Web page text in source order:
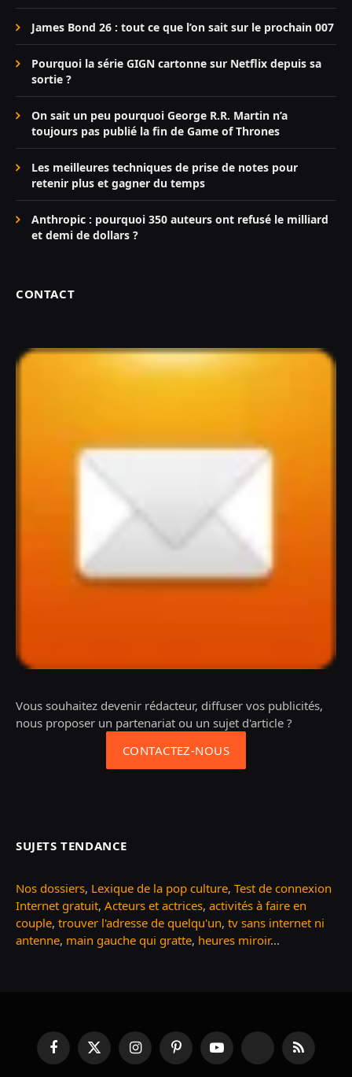
James Bond 26 : tout ce que l’on sait sur le prochain 007
Pourquoi la série GIGN cartonne sur Netflix depuis sa
sortie ?
On sait un peu pourquoi George R.R. Martin n’a
toujours pas publié la fin de Game of Thrones
Les meilleures techniques de prise de notes pour
retenir plus et gagner du temps
Anthropic : pourquoi 350 auteurs ont refusé le milliard
et demi de dollars ?
CONTACT
Vous souhaitez devenir rédacteur, diffuser vos publicités,
nous proposer un partenariat ou un sujet d'article ?
CONTACTEZ-NOUS
SUJETS TENDANCE
Nos dossiers, Lexique de la pop culture, Test de connexion
Internet gratuit, Acteurs et actrices, activités à faire en
couple, trouver l'adresse de quelqu'un, tv sans internet ni
antenne, main gauche qui gratte, heures miroir...
FacebookX
(Twitter)
InstagramPinterestYouTube TikTok RSS